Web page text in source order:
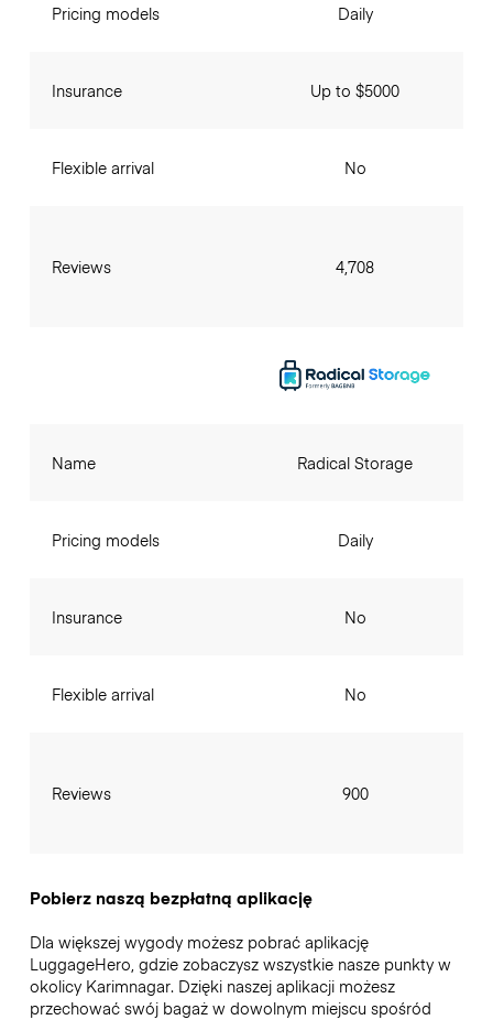
Pricing models
Insurance
Flexible arrival
Reviews
Daily
Up to $5000
No
4,708
Name
Pricing models
Insurance
Flexible arrival
Reviews
Radical Storage
Daily
No
No
900
Pobierz naszą bezpłatną aplikację
Dla większej wygody możesz pobrać aplikację
LuggageHero, gdzie zobaczysz wszystkie nasze punkty w
okolicy Karimnagar. Dzięki naszej aplikacji możesz
przechować swój bagaż w dowolnym miejscu spośród